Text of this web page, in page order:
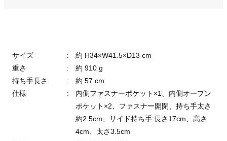
サイズ :
約 H34×W41.5×D13 cm
重さ
:
約 910 g
持ち手長さ
:
約 57 cm
仕様
:
内側ファスナーポケット×1、内側オープン
ポケット×2、ファスナー開閉、持ち手太さ
約2.5cm、サイド持ち手:長さ17cm、高さ
4cm、太さ3.5cm